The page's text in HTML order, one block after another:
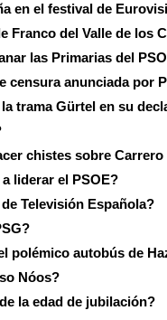
en el festival de
Franco del Valle de los
las Primarias del
censura anunciada por
trama Gürtel en su
chistes sobre
liderar el PSOE?
Televisión Española?
polémico autobús de
Nóos?
la edad de jubilación?